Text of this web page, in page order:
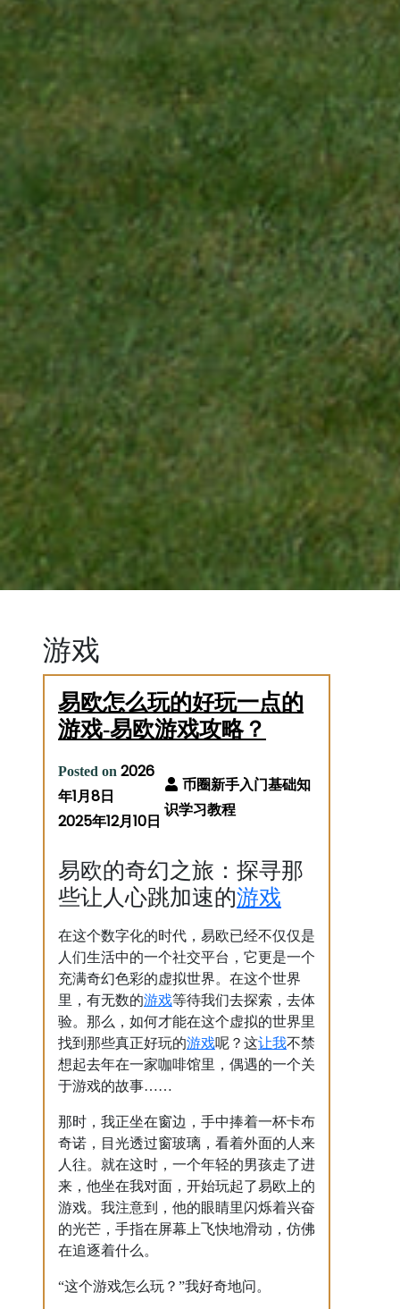
游戏
易欧怎么玩的好玩一点的
游戏-易欧游戏攻略？
Posted on 2026
年1月8日
2025年12月10日
易欧的奇幻之旅：探寻那
些让人心跳加速的游戏
在这个数字化的时代，易欧已经不仅仅是
人们生活中的一个社交平台，它更是一个
充满奇幻色彩的虚拟世界。在这个世界
里，有无数的游戏等待我们去探索，去体
验。那么，如何才能在这个虚拟的世界里
找到那些真正好玩的游戏呢？这让我不禁
想起去年在一家咖啡馆里，偶遇的一个关
于游戏的故事……
那时，我正坐在窗边，手中捧着一杯卡布
奇诺，目光透过窗玻璃，看着外面的人来
人往。就在这时，一个年轻的男孩走了进
来，他坐在我对面，开始玩起了易欧上的
游戏。我注意到，他的眼睛里闪烁着兴奋
的光芒，手指在屏幕上飞快地滑动，仿佛
在追逐着什么。
“这个游戏怎么玩？”我好奇地问。